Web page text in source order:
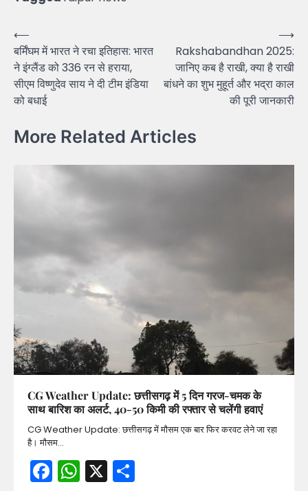
Post
navigation
⟵
बर्मिंघम में भारत ने रचा इतिहास: भारत
ने इंग्लैंड को 336 रन से हराया,
सीएम विष्णुदेव साय ने दी टीम इंडिया
को बधाई
Rakshabandhan 2025:
जानिए कब है राखी, क्या है राखी
बांधने का शुभ मुहूर्त और भद्रा काल
की पूरी जानकारी
⟶
More Related Articles
CG Weather Update: छत्तीसगढ़ में 5 दिन गरज-चमक के
साथ बारिश का अलर्ट, 40-50 किमी की रफ्तार से चलेंगी हवाएं
CG Weather Update: छत्तीसगढ़ में मौसम एक बार फिर करवट लेने जा रहा
है। मौसम…
Facebook
WhatsApp
X